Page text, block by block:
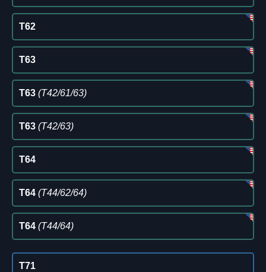
T62
T63
T63 (T42/61/63)
T63 (T42/63)
T64
T64 (T44/62/64)
T64 (T44/64)
T71